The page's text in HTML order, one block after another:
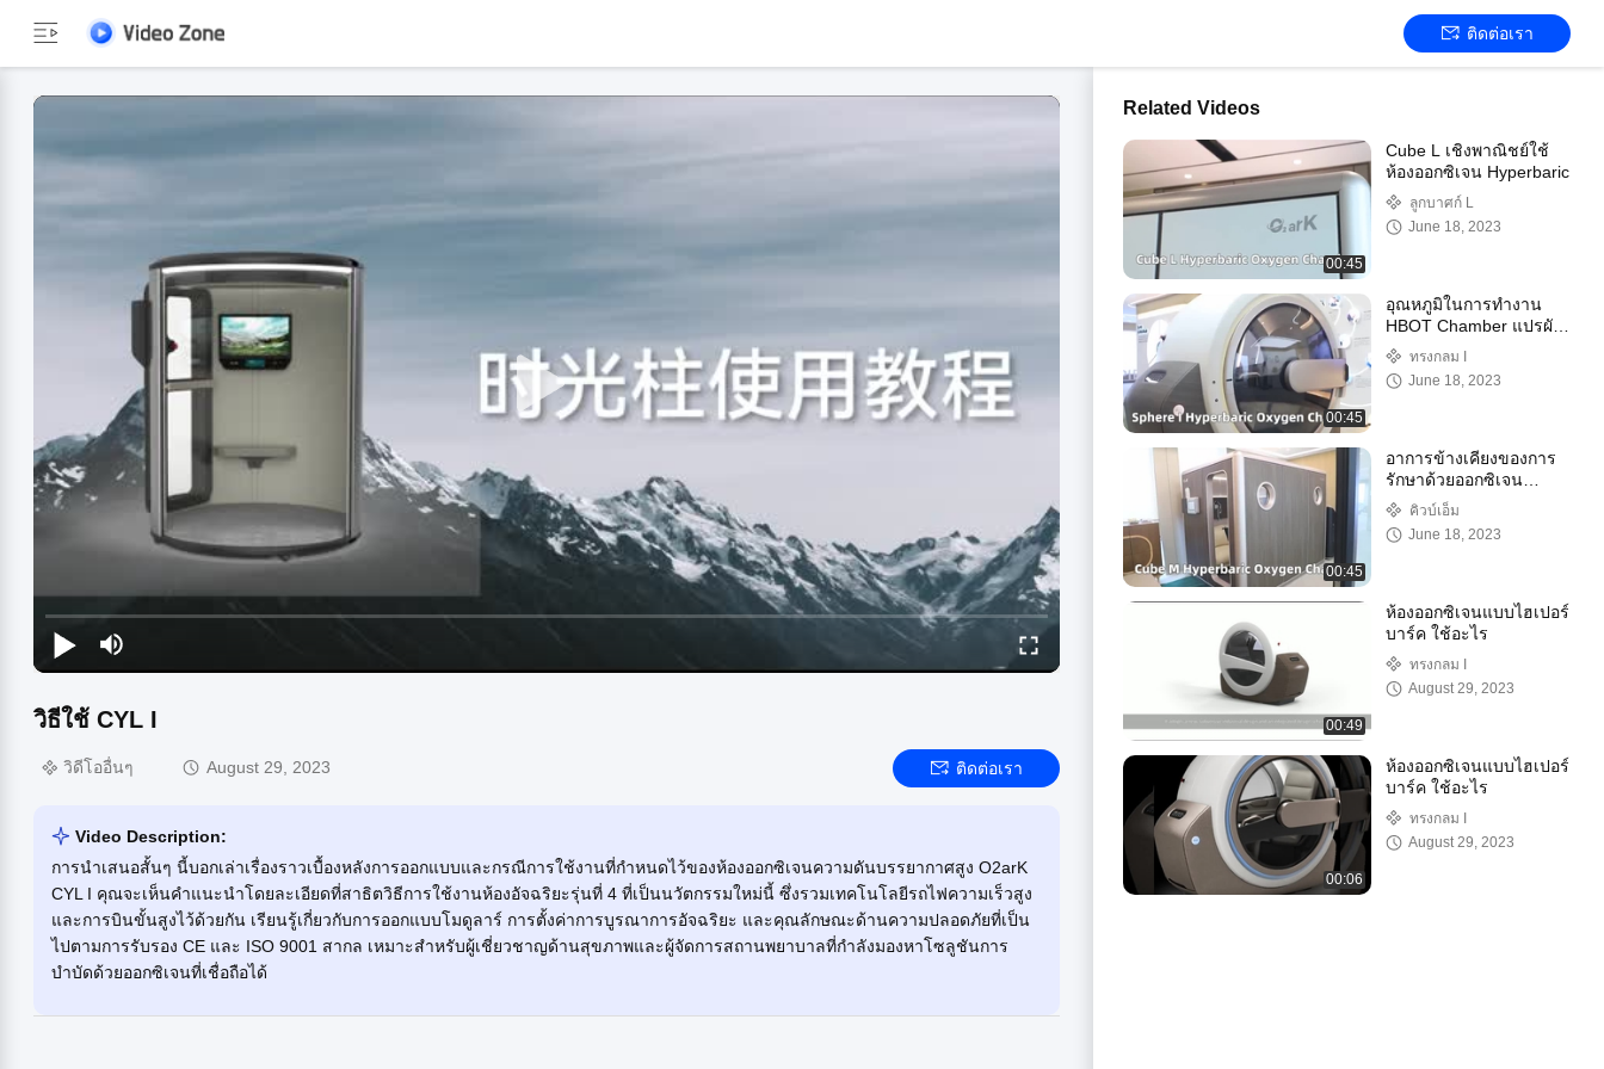
ติดต่อเรา
วิธีใช้ CYL I
วิดีโออื่นๆ August 29, 2023 ติดต่อเรา
Video Description:
การนำเสนอสั้นๆ นี้บอกเล่าเรื่องราวเบื้องหลังการออกแบบและกรณีการใช้งานที่กำหนดไว้ของห้องออกซิเจนความดันบรรยากาศสูง O2arK
CYL I คุณจะเห็นคำแนะนำโดยละเอียดที่สาธิตวิธีการใช้งานห้องอัจฉริยะรุ่นที่ 4 ที่เป็นนวัตกรรมใหม่นี้ ซึ่งรวมเทคโนโลยีรถไฟความเร็วสูง
และการบินขั้นสูงไว้ด้วยกัน เรียนรู้เกี่ยวกับการออกแบบโมดูลาร์ การตั้งค่าการบูรณาการอัจฉริยะ และคุณลักษณะด้านความปลอดภัยที่เป็น
ไปตามการรับรอง CE และ ISO 9001 สากล เหมาะสำหรับผู้เชี่ยวชาญด้านสุขภาพและผู้จัดการสถานพยาบาลที่กำลังมองหาโซลูชันการ
บำบัดด้วยออกซิเจนที่เชื่อถือได้
Related Videos
00:45
Cube L เชิงพาณิชย์ใช้
ห้องออกซิเจน Hyperbaric
ลูกบาศก์ L
June 18, 2023
00:45
อุณหภูมิในการทำงาน
HBOT Chamber แปรผัน
ตามปริมาตร Chamber
ทรงกลม I
June 18, 2023
00:45
อาการข้างเคียงของการ
รักษาด้วยออกซิเจน
ระบายอากาศ คืออะไร
คิวบ์เอ็ม
June 18, 2023
00:49
ห้องออกซิเจนแบบไฮเปอร์
บาร์ค ใช้อะไร
ทรงกลม I
August 29, 2023
00:06
ห้องออกซิเจนแบบไฮเปอร์
บาร์ค ใช้อะไร
ทรงกลม I
August 29, 2023